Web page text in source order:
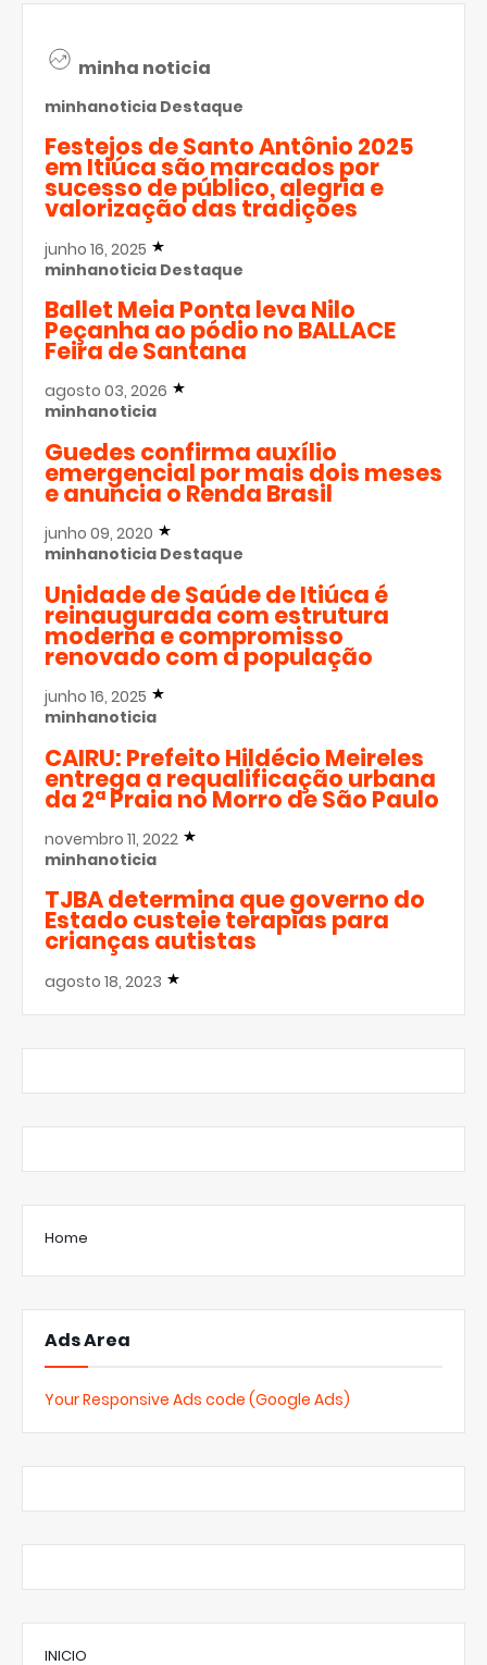
minha noticia
minhanoticia Destaque
Festejos de Santo Antônio 2025
em Itiúca são marcados por
sucesso de público, alegria e
valorização das tradições
junho 16, 2025
minhanoticia Destaque
Ballet Meia Ponta leva Nilo
Peçanha ao pódio no BALLACE
Feira de Santana
agosto 03, 2026
minhanoticia
Guedes confirma auxílio
emergencial por mais dois meses
e anuncia o Renda Brasil
junho 09, 2020
minhanoticia Destaque
Unidade de Saúde de Itiúca é
reinaugurada com estrutura
moderna e compromisso
renovado com a população
junho 16, 2025
minhanoticia
CAIRU: Prefeito Hildécio Meireles
entrega a requalificação urbana
da 2ª Praia no Morro de São Paulo
novembro 11, 2022
minhanoticia
TJBA determina que governo do
Estado custeie terapias para
crianças autistas
agosto 18, 2023
Home
Ads Area
Your Responsive Ads code (Google Ads)
INICIO